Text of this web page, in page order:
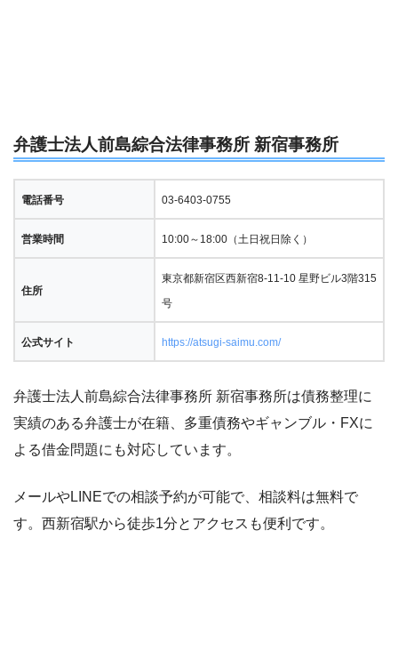
弁護士法人前島綜合法律事務所 新宿事務所
電話番号 03-6403-0755
営業時間 10:00～18:00（土日祝日除く）
住所
東京都新宿区西新宿8-11-10 星野ビル3階315
号
公式サイト https://atsugi-saimu.com/
弁護士法人前島綜合法律事務所 新宿事務所は債務整理に
実績のある弁護士が在籍、多重債務やギャンブル・FXに
よる借金問題にも対応しています。
メールやLINEでの相談予約が可能で、相談料は無料で
す。西新宿駅から徒歩1分とアクセスも便利です。